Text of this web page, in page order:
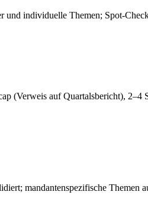
und individuelle Themen; Spot-
(Verweis auf Quartalsbericht),
mandantenspezifische Themen